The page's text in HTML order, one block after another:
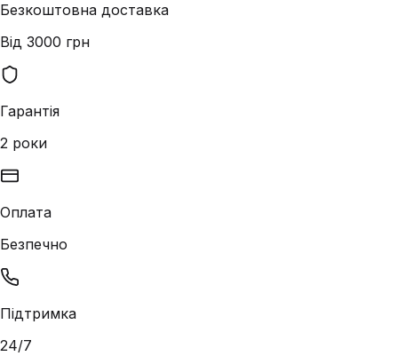
Безкоштовна доставка
Від 3000 грн
Гарантія
2 роки
Оплата
Безпечно
Підтримка
24/7